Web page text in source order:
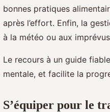
bonnes pratiques
après l’effort. Enfin, la
à la météo ou aux
Le recours à un guide
mentale, et facilite la
S’équiper pour le